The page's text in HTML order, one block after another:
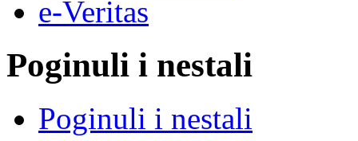
e-Veritas
Poginuli i nestali
Poginuli i nestali